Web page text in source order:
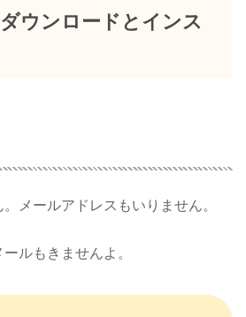
ウンロードとインス
メールアドレスもいりません。
ルもきませんよ。